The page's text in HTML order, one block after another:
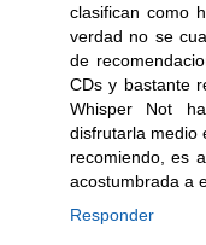
clasifican como
verdad no se
de
CDs y bastante
Whisper Not
disfrutarla medio
recomiendo, es
acostumbrada a
Responder